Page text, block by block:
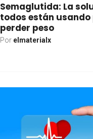
Semaglutida: La
todos están
perder peso
Por elmaterialx